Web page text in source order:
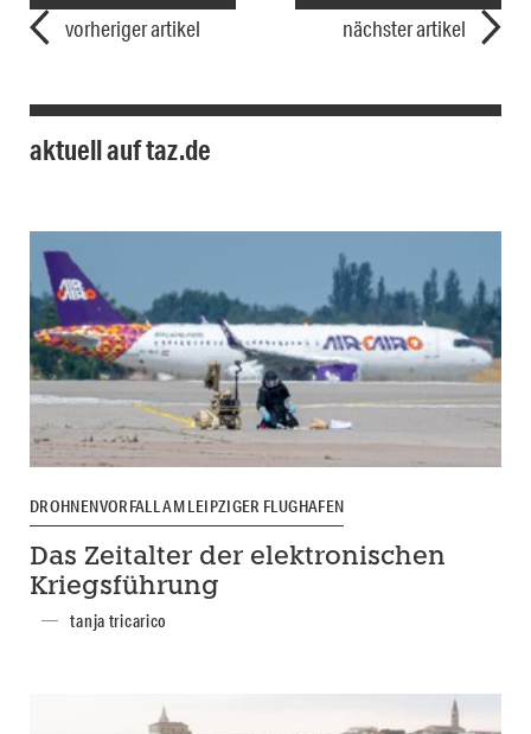
vorheriger artikel nächster artikel
aktuell auf taz.de
DROHNENVORFALL AM LEIPZIGER FLUGHAFEN
Das Zeitalter der elektronischen
Kriegsführung
tanja tricarico